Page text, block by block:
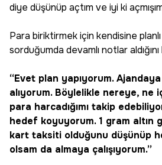
diye düşünüp açtım ve iyi ki
Para biriktirmek için kendisine
sorduğumda devamlı notlar
“Evet plan yapıyorum.
alıyorum. Böylelikle nereye, ne
para harcadığımı takip
hedef koyuyorum. 1 gram altın
kart taksiti olduğunu düşünüp
olsam da almaya çalışıyorum.”